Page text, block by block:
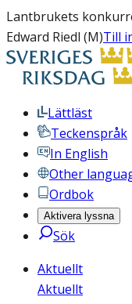
Lantbrukets
Edward Riedl (M)Till
Lättläst
Teckenspråk
In English
Other
Ordbok
Aktivera lyssna
Sök
Aktuellt
Aktuellt